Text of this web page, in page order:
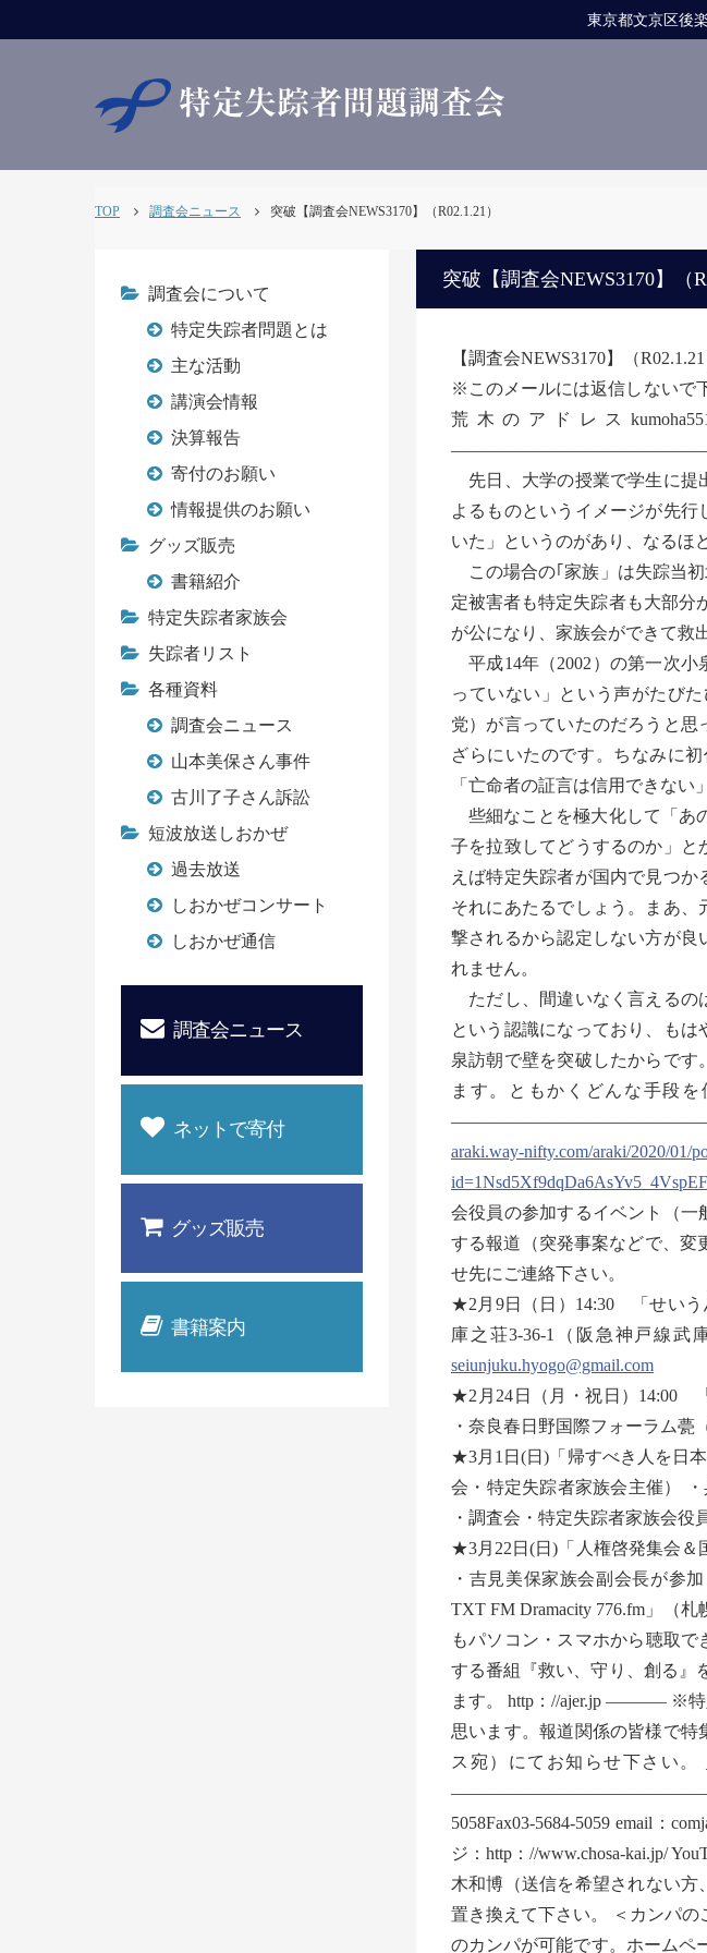
東京都文京区後
TOP 調査会ニュース 突破【調査会NEWS3170】（R02.1.21）
突破【調査会NEWS3170】（
【調査会NEWS3170】（R02.1.21
※このメールには返信しないで
荒木のアドレス
先日、大学の授業で学生に提
よるものというイメージが先
いた」というのがあり、なるほ
この場合の｢家族」は失踪当
定被害者も特定失踪者も大部分
が公になり、家族会ができて救
平成14年（2002）の第一次小
っていない」という声がたび
党）が言っていたのだろうと
ざらにいたのです。ちなみに
「亡命者の証言は信用できな
些細なことを極大化して「あ
子を拉致してどうするのか」
えば特定失踪者が国内で見つ
それにあたるでしょう。まあ
撃されるから認定しない方が良
れません。
ただし、間違いなく言えるの
という認識になっており、も
泉訪朝で壁を突破したからです
ます。ともかくどんな手段
araki.way-nifty.com/araki/2020/01/
会役員の参加するイベント（一
する報道（突発事案などで、
せ先にご連絡下さい。
★2月9日（日）14:30 「せいう
庫之荘3-36-1（阪急神戸線
seiunjuku.hyogo@gmail.com
★2月24日（月・祝日）14:00
・奈良春日野国際フォーラム甍
★3月1日(日)「帰すべき人を日
会・特定失踪者家族会主催）
・調査会・特定失踪者家族会役
★3月22日(日)「人権啓発集会＆
・吉見美保家族会副会長が参
TXT FM Dramacity 776.fm」（
もパソコン・スマホから聴取で
する番組『救い、守り、創る』
ます。 http：//ajer.jp ———– ※特
思います。報道関係の皆様で
ス宛）にてお知らせ下さい。
———————————————————
5058Fax03-5684-5059 email：
ジ：http：//www.chosa-kai.jp/
木和博（送信を希望されない方
置き換えて下さい。 ＜カンパ
のカンパが可能です。ホームペ
調査会について
特定失踪者問題とは
主な活動
講演会情報
決算報告
寄付のお願い
情報提供のお願い
グッズ販売
書籍紹介
特定失踪者家族会
失踪者リスト
各種資料
調査会ニュース
山本美保さん事件
古川了子さん訴訟
短波放送しおかぜ
過去放送
しおかぜコンサート
しおかぜ通信
調査会ニュース
ネットで寄付
グッズ販売
書籍案内